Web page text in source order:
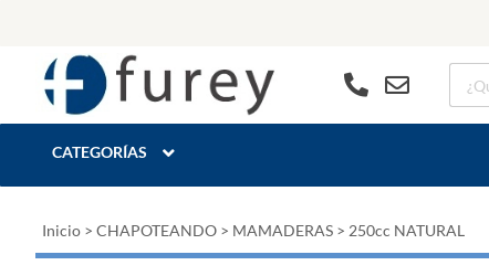
CATEGORÍAS
Inicio > CHAPOTEANDO > MAMADERAS > 250cc NATURAL